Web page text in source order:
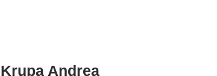
Krupa Andrea